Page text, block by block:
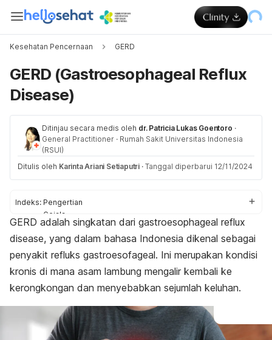
Kesehatan Pencernaan GERD
GERD (Gastroesophageal Reflux
Disease)
Ditinjau secara medis oleh dr. Patricia Lukas Goentoro ·
General Practitioner · Rumah Sakit Universitas Indonesia
(RSUI)
Ditulis oleh Karinta Ariani Setiaputri · Tanggal diperbarui 12/11/2024
Indeks: Pengertian
Gejala
Penyebab
Faktor risiko
Diagnosis
Pengobatan
Perawatan di rumah
Pencegahan
GERD adalah singkatan dari gastroesophageal reflux
disease, yang dalam bahasa Indonesia dikenal sebagai
penyakit refluks gastroesofageal. Ini merupakan kondisi
kronis di mana asam lambung mengalir kembali ke
kerongkongan dan menyebabkan sejumlah keluhan.